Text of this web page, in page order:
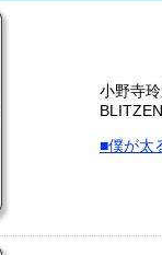
小野寺
BLITZEN
■僕が太